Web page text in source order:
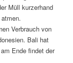
Müll kurzerhand
Verbrauch von
Bali hat
Ende findet der